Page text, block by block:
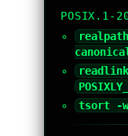
POSIX.1-
readlink
tsort -